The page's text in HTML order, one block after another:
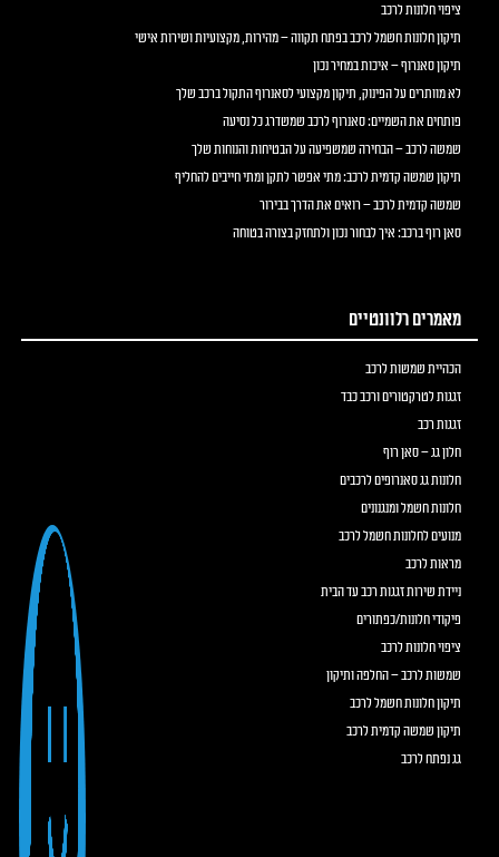
ציפוי חלונות לרכב
תיקון חלונות חשמל לרכב בפתח תקווה – מהירות, מקצועיות ושירות אישי
תיקון סאנרוף – איכות במחיר נכון
לא מוותרים על הפינוק, תיקון מקצועי לסאנרוף התקול ברכב שלך
פותחים את השמיים: סאנרוף לרכב שמשדרג כל נסיעה
שמשה לרכב – הבחירה שמשפיעה על הבטיחות והנוחות שלך
תיקון שמשה קדמית לרכב: מתי אפשר לתקן ומתי חייבים להחליף
שמשה קדמית לרכב – רואים את הדרך בבירור
סאן רוף ברכב: איך לבחור נכון ולתחזק בצורה בטוחה
מאמרים רלוונטיים
הכהיית שמשות לרכב
זגגות לטרקטורים ורכב כבד
זגגות רכב
חלון גג – סאן רוף
חלונות גג סאנרופים לרכבים
חלונות חשמל ומנגנונים
מנועים לחלונות חשמל לרכב
מראות לרכב
ניידת שירות זגגות רכב עד הבית
פיקודי חלונות/כפתורים
ציפוי חלונות לרכב
שמשות לרכב – החלפה ותיקון
תיקון חלונות חשמל לרכב
תיקון שמשה קדמית לרכב
גג נפתח לרכב